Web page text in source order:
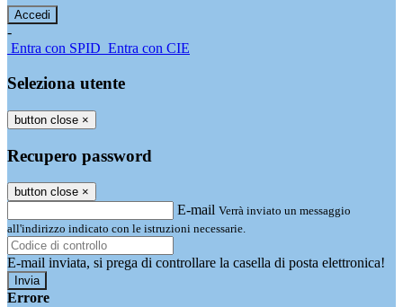
-
Entra con SPID Entra con CIE
Seleziona utente
button close ×
Recupero password
button close ×
E-mail Verrà inviato un messaggio
all'indirizzo indicato con le istruzioni necessarie.
E-mail inviata, si prega di controllare la casella di posta elettronica!
Errore